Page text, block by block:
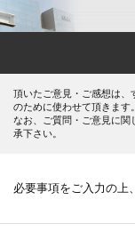
頂いたご意見・ご感想は、
のために使わせて頂きます。
なお、ご質問・ご意見に関
承下さい。
必要事項をご入力の上